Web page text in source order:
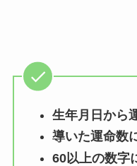
生年月日から
導いた運命数
60以上の数字